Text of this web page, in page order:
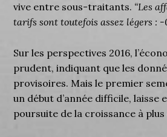
vive entre sous-traitants. “Les
tarifs sont toutefois assez légers : -
Sur les perspectives 2016,
prudent, indiquant que les
provisoires. Mais le premier
un début d’année difficile, laisse
poursuite de la croissance à plus